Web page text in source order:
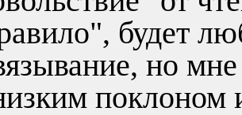
будет
но
поклоном